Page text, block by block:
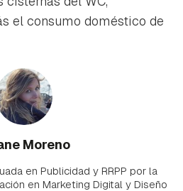
el consumo doméstico de
Moreno
en Publicidad y RRPP por la
en Marketing Digital y Diseño